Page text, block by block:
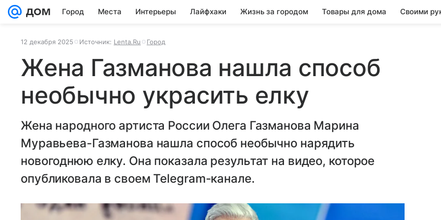
Город Места Интерьеры Лайфхаки Жизнь за городом Товары для дома Своими
12 декабря 2025 Источник: Lenta.Ru Город
Жена Газманова нашла способ
необычно украсить елку
Жена народного артиста России Олега Газманова Марина
Муравьева-Газманова нашла способ необычно нарядить
новогоднюю елку. Она показала результат на видео, которое
опубликовала в своем Telegram-канале.